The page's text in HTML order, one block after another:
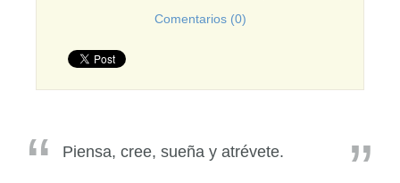
Comentarios (0)
Piensa, cree, sueña y atrévete.